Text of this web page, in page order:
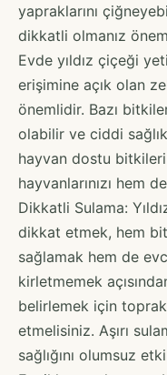
yapraklarını
dikkatli olmanız
Evde yıldız çiçeği
erişimine açık olan
önemlidir. Bazı
olabilir ve ciddi
hayvan dostu
hayvanlarınızı hem
Dikkatli Sulama:
dikkat etmek, hem
sağlamak hem de
kirletmemek
belirlemek için
etmelisiniz. Aşırı
sağlığını olumsuz